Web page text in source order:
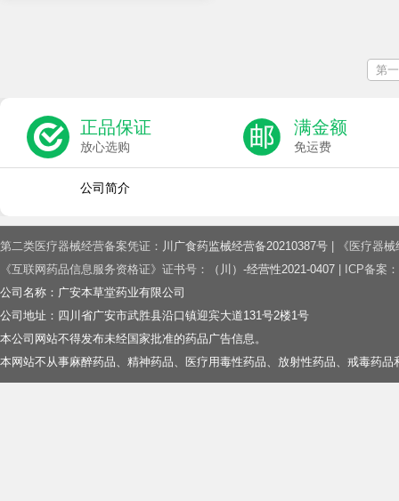
第
正品保证
放心选购
满金额
免运费
公司简介
第二类医疗器械经营备案凭证： 川广食药监械经营备20210387号 | 《医疗器
《互联网药品信息服务资格证》证书号：
（川）-经营性2021-0407 | ICP备案：
公司名称：广安本草堂药业有限公司
公司地址：四川省广安市武胜县沿口镇迎宾大道131号2楼1号
本公司网站不得发布未经国家批准的药品广告信息。
本网站不从事麻醉药品、精神药品、医疗用毒性药品、放射性药品、戒毒药